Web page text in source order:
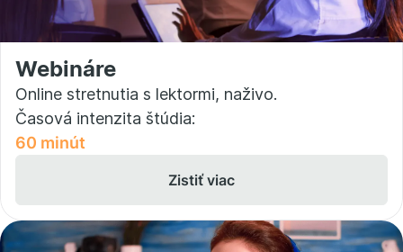
Webináre
Online stretnutia s lektormi, naživo.
Časová intenzita štúdia:
60 minút
Zistiť viac